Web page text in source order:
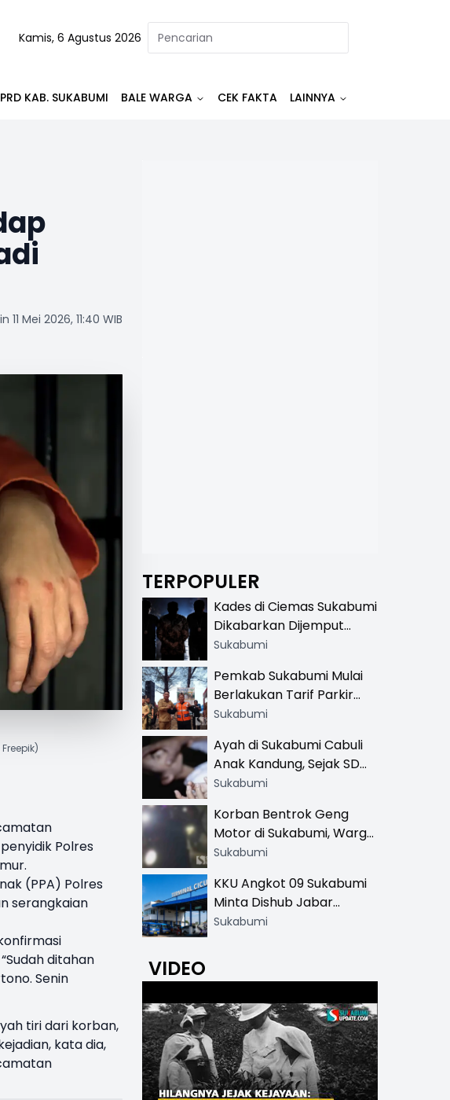
Kamis, 6 Agustus 2026
KAB. SUKABUMI BALE WARGA CEK FAKTA LAINNYA
11 Mei 2026, 11:40 WIB
Polres
(PPA) Polres
serangkaian
ditahan
Senin
tiri dari korban,
kata dia,
TERPOPULER
Kades di Ciemas Sukabumi
Dikabarkan Dijemput
Satnarkoba, Polisi
Sukabumi
Pemkab Sukabumi Mulai
Berlakukan Tarif Parkir
Resmi di 13 Lokasi Wisata,
Khusus
Sukabumi
Ayah di Sukabumi Cabuli
Anak Kandung, Sejak SD
Hingga SMA
Sukabumi
Korban Bentrok Geng
Motor di Sukabumi, Warga
dan Sopir Tangki
Sukabumi
KKU Angkot 09 Sukabumi
Minta Dishub Jabar
Tertibkan Trayek Ciawi-
Sukabumi
VIDEO